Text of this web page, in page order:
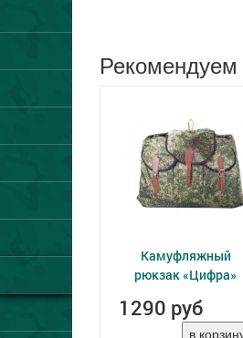
Рекомендуем
Камуфляжный
рюкзак «Цифра»
1290 руб